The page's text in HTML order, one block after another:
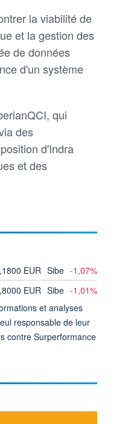
la viabilité de
et la gestion des
de données
d'un système
qui
des
d'Indra
et des
EUR Sibe -1,07%
EUR Sibe -1,01%
et analyses
responsable de leur
contre Surperformance